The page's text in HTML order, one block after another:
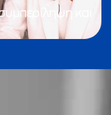
και